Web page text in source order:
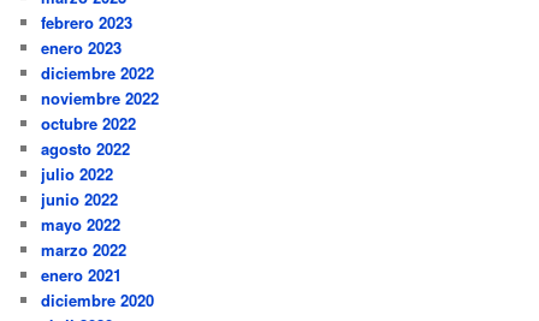
febrero 2023
enero 2023
diciembre 2022
noviembre 2022
octubre 2022
agosto 2022
julio 2022
junio 2022
mayo 2022
marzo 2022
enero 2021
diciembre 2020